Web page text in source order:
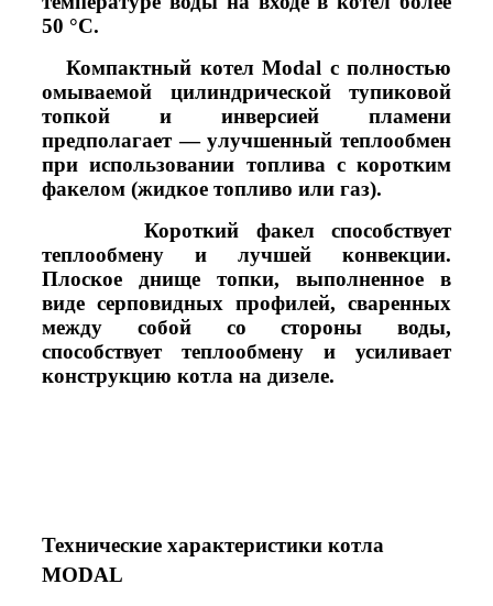
50 °С.
Компактный котел Modal с полностью
oмывaeмoй цилиндрической тупиковой
топкoй и инверсией пламени
предполагает — улучшенный теплообмен
при использовании топлива с коротким
факелом (жидкое топливо или газ).
Короткий факел способствует
теплообмену и лучшей конвекции.
Плоское днище топки, выполненное в
виде серповидных профилей, сваренных
между собой со стороны воды,
способствует теплообмену и усиливает
конструкцию котла на дизеле.
Технические характеристики котла
MODAL